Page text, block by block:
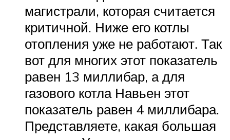
магистрали, которая считается
критичной. Ниже его котлы
отопления уже не работают. Так
вот для многих этот показатель
равен 13 миллибар, а для
газового котла Навьен этот
показатель равен 4 миллибара.
Представляете, какая большая